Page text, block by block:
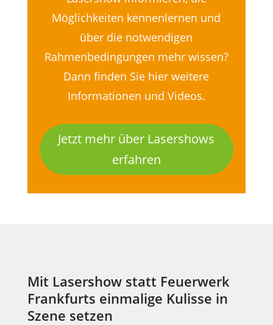
Möglichkeiten kennenlernen und
über die notwendigen
Rahmenbedingungen mehr wissen?
Dann finden Sie hier weitere
Informationen und Videos.
Jetzt mehr über Lasershows
erfahren
Mit Lasershow statt Feuerwerk
Frankfurts einmalige Kulisse in
Szene setzen